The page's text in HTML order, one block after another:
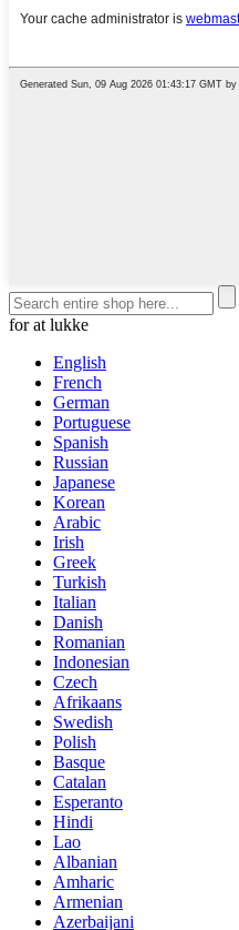
for at lukke
English
French
German
Portuguese
Spanish
Russian
Japanese
Korean
Arabic
Irish
Greek
Turkish
Italian
Danish
Romanian
Indonesian
Czech
Afrikaans
Swedish
Polish
Basque
Catalan
Esperanto
Hindi
Lao
Albanian
Amharic
Armenian
Azerbaijani